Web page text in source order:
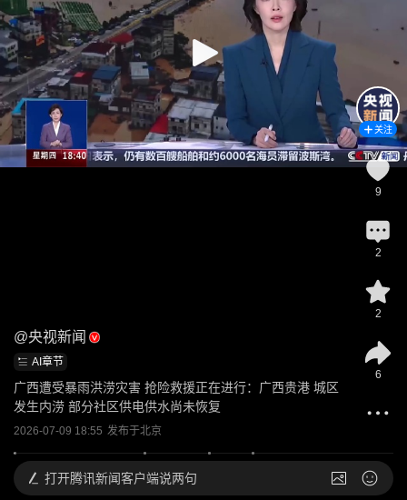
@央视新闻
AI章节
广西遭受暴雨洪涝灾害 抢险救援正在进行：广西贵港 城区
发生内涝 部分社区供电供水尚未恢复
2026-07-09 18:55 发布于北京
关注
9
2
2
6
打开腾讯新闻客户端说两句